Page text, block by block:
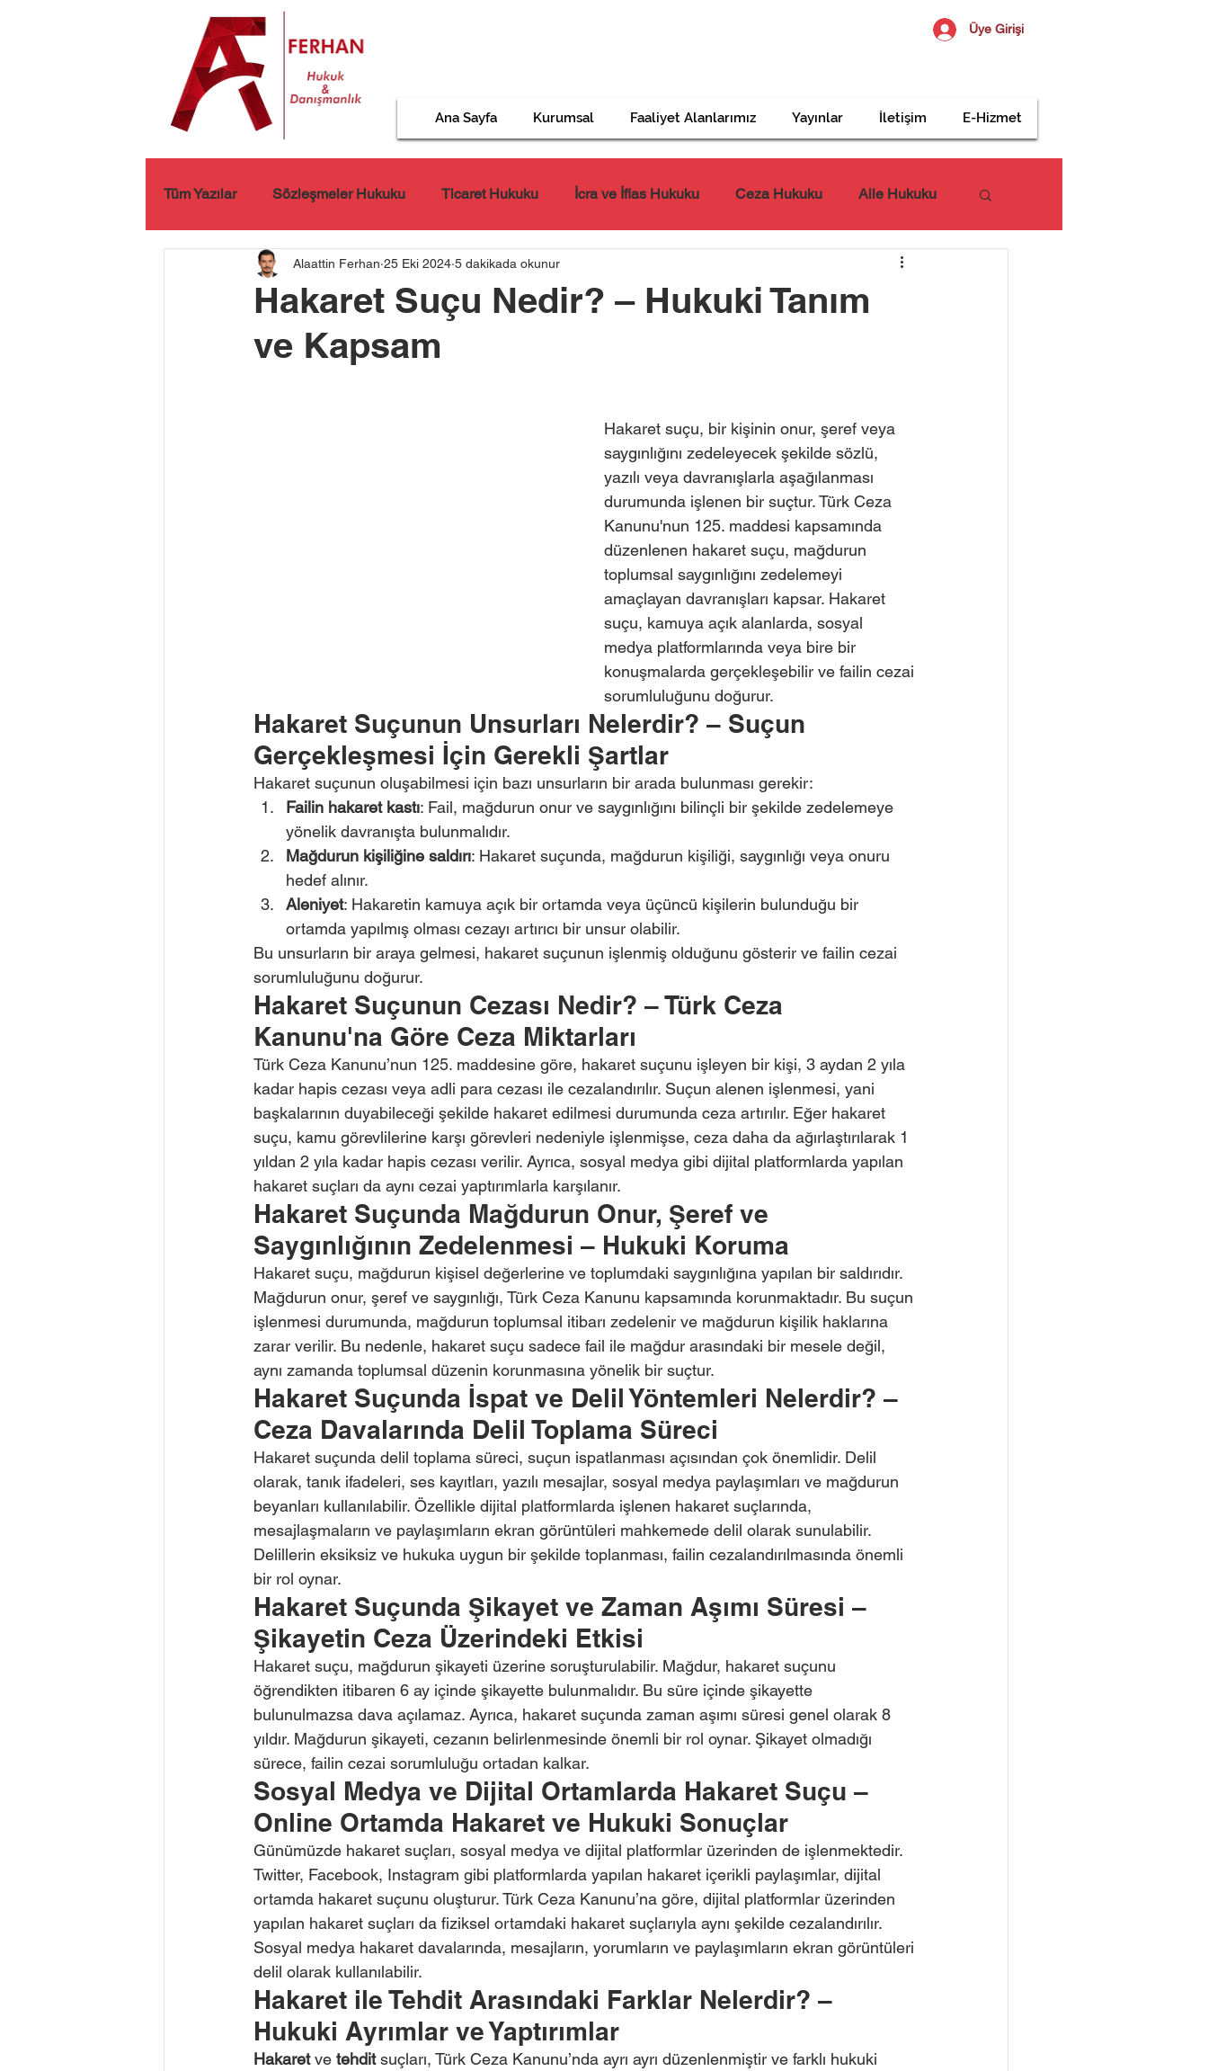
Üye Girişi
Ana Sayfa Kurumsal Faaliyet Alanlarımız Yayınlar İletişim E-Hizmet
Tüm Yazılar Sözleşmeler Hukuku Ticaret Hukuku İcra ve İflas Hukuku Ceza Hukuku Aile Hukuku
Kişisel Verilerin Korunması Tazminat Hukuku İş Hukuku
Hakaret Suçu Nedir? – Hukuki Tanım
ve Kapsam
Alaattin Ferhan 25 Eki 2024 5 dakikada okunur
Hakaret suçu, bir kişinin onur, şeref veya
saygınlığını zedeleyecek şekilde sözlü,
yazılı veya davranışlarla aşağılanması
durumunda işlenen bir suçtur. Türk Ceza
Kanunu'nun 125. maddesi kapsamında
düzenlenen hakaret suçu, mağdurun
toplumsal saygınlığını zedelemeyi
amaçlayan davranışları kapsar. Hakaret
suçu, kamuya açık alanlarda, sosyal
medya platformlarında veya bire bir
konuşmalarda gerçekleşebilir ve failin cezai
sorumluluğunu doğurur.
Hakaret Suçunun Unsurları Nelerdir? – Suçun
Gerçekleşmesi İçin Gerekli Şartlar
Hakaret suçunun oluşabilmesi için bazı unsurların bir arada bulunması gerekir:
Failin hakaret kastı: Fail, mağdurun onur ve saygınlığını bilinçli bir şekilde zedelemeye
yönelik davranışta bulunmalıdır.
Mağdurun kişiliğine saldırı: Hakaret suçunda, mağdurun kişiliği, saygınlığı veya onuru
hedef alınır.
Aleniyet: Hakaretin kamuya açık bir ortamda veya üçüncü kişilerin bulunduğu bir
ortamda yapılmış olması cezayı artırıcı bir unsur olabilir.
Bu unsurların bir araya gelmesi, hakaret suçunun işlenmiş olduğunu gösterir ve failin cezai
sorumluluğunu doğurur.
Hakaret Suçunun Cezası Nedir? – Türk Ceza
Kanunu'na Göre Ceza Miktarları
Türk Ceza Kanunu’nun 125. maddesine göre, hakaret suçunu işleyen bir kişi, 3 aydan 2 yıla
kadar hapis cezası veya adli para cezası ile cezalandırılır. Suçun alenen işlenmesi, yani
başkalarının duyabileceği şekilde hakaret edilmesi durumunda ceza artırılır. Eğer hakaret
suçu, kamu görevlilerine karşı görevleri nedeniyle işlenmişse, ceza daha da ağırlaştırılarak 1
yıldan 2 yıla kadar hapis cezası verilir. Ayrıca, sosyal medya gibi dijital platformlarda yapılan
hakaret suçları da aynı cezai yaptırımlarla karşılanır.
Hakaret Suçunda Mağdurun Onur, Şeref ve
Saygınlığının Zedelenmesi – Hukuki Koruma
Hakaret suçu, mağdurun kişisel değerlerine ve toplumdaki saygınlığına yapılan bir saldırıdır.
Mağdurun onur, şeref ve saygınlığı, Türk Ceza Kanunu kapsamında korunmaktadır. Bu suçun
işlenmesi durumunda, mağdurun toplumsal itibarı zedelenir ve mağdurun kişilik haklarına
zarar verilir. Bu nedenle, hakaret suçu sadece fail ile mağdur arasındaki bir mesele değil,
aynı zamanda toplumsal düzenin korunmasına yönelik bir suçtur.
Hakaret Suçunda İspat ve Delil Yöntemleri Nelerdir? –
Ceza Davalarında Delil Toplama Süreci
Hakaret suçunda delil toplama süreci, suçun ispatlanması açısından çok önemlidir. Delil
olarak, tanık ifadeleri, ses kayıtları, yazılı mesajlar, sosyal medya paylaşımları ve mağdurun
beyanları kullanılabilir. Özellikle dijital platformlarda işlenen hakaret suçlarında,
mesajlaşmaların ve paylaşımların ekran görüntüleri mahkemede delil olarak sunulabilir.
Delillerin eksiksiz ve hukuka uygun bir şekilde toplanması, failin cezalandırılmasında önemli
bir rol oynar.
Hakaret Suçunda Şikayet ve Zaman Aşımı Süresi –
Şikayetin Ceza Üzerindeki Etkisi
Hakaret suçu, mağdurun şikayeti üzerine soruşturulabilir. Mağdur, hakaret suçunu
öğrendikten itibaren 6 ay içinde şikayette bulunmalıdır. Bu süre içinde şikayette
bulunulmazsa dava açılamaz. Ayrıca, hakaret suçunda zaman aşımı süresi genel olarak 8
yıldır. Mağdurun şikayeti, cezanın belirlenmesinde önemli bir rol oynar. Şikayet olmadığı
sürece, failin cezai sorumluluğu ortadan kalkar.
Sosyal Medya ve Dijital Ortamlarda Hakaret Suçu –
Online Ortamda Hakaret ve Hukuki Sonuçlar
Günümüzde hakaret suçları, sosyal medya ve dijital platformlar üzerinden de işlenmektedir.
Twitter, Facebook, Instagram gibi platformlarda yapılan hakaret içerikli paylaşımlar, dijital
ortamda hakaret suçunu oluşturur. Türk Ceza Kanunu’na göre, dijital platformlar üzerinden
yapılan hakaret suçları da fiziksel ortamdaki hakaret suçlarıyla aynı şekilde cezalandırılır.
Sosyal medya hakaret davalarında, mesajların, yorumların ve paylaşımların ekran görüntüleri
delil olarak kullanılabilir.
Hakaret ile Tehdit Arasındaki Farklar Nelerdir? –
Hukuki Ayrımlar ve Yaptırımlar
Hakaret ve tehdit suçları, Türk Ceza Kanunu’nda ayrı ayrı düzenlenmiştir ve farklı hukuki